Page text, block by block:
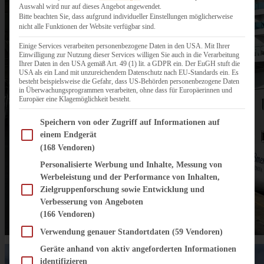
Auswahl wird nur auf dieses Angebot angewendet.
Bitte beachten Sie, dass aufgrund individueller Einstellungen möglicherweise
nicht alle Funktionen der Website verfügbar sind.
Einige Services verarbeiten personenbezogene Daten in den USA. Mit Ihrer
Einwilligung zur Nutzung dieser Services willigen Sie auch in die Verarbeitung
Ihrer Daten in den USA gemäß Art. 49 (1) lit. a GDPR ein. Der EuGH stuft die
USA als ein Land mit unzureichendem Datenschutz nach EU-Standards ein. Es
besteht beispielsweise die Gefahr, dass US-Behörden personenbezogene Daten
in Überwachungsprogrammen verarbeiten, ohne dass für Europäerinnen und
Europäer eine Klagemöglichkeit besteht.
Im Folgenden finden Sie eine Liste der Zwecke des IAB Transparency and Consent
Speichern von oder Zugriff auf Informationen auf
einem Endgerät
(168 Vendoren)
Personalisierte Werbung und Inhalte, Messung von
Werbeleistung und der Performance von Inhalten,
Zielgruppenforschung sowie Entwicklung und
Verbesserung von Angeboten
(166 Vendoren)
Verwendung genauer Standortdaten (59 Vendoren)
Geräte anhand von aktiv angeforderten Informationen
identifizieren